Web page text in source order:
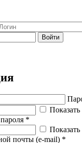
Войти
Показать
*
Показать
почты (e-mail) *